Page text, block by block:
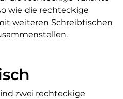
wie die rechteckige
weiteren Schreibtischen
zwei rechteckige